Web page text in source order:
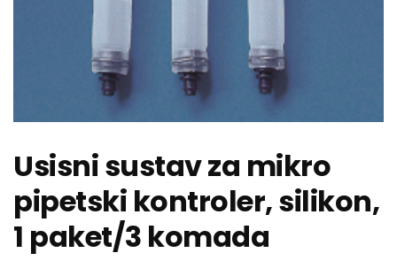
Usisni sustav za mikro
pipetski kontroler, silikon,
1 paket/3 komada